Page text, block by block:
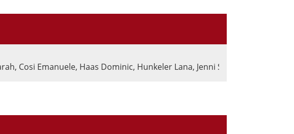
Cosi Emanuele, Haas Dominic, Hunkeler Lana, Jenni Sandro, Jörg